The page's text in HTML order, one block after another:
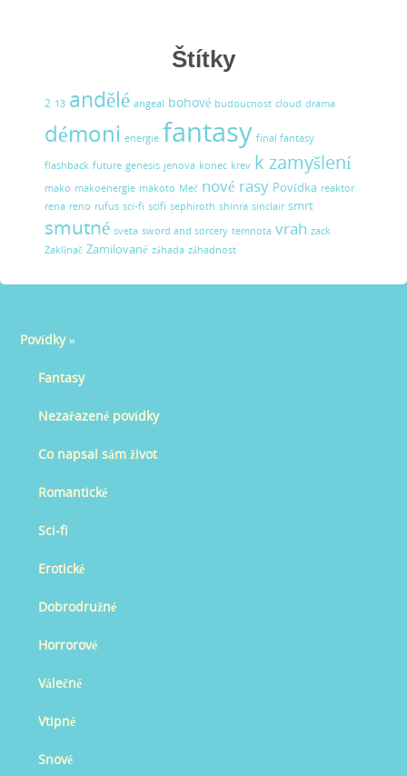
Štítky
2 13 andělé angeal bohové budoucnost cloud drama
démoni energie fantasy final fantasy
flashback future genesis jenova konec krev k zamyšlení
mako makoenergie makoto Meč nové rasy Povídka reaktor
rena reno rufus sci-fi scifi sephiroth shinra sinclair smrt
smutné sveta sword and sorcery temnota vrah zack
Zaklínač Zamilované záhada záhadnost
Povídky»
Fantasy
Nezařazené povídky
Co napsal sám život
Romantické
Sci-fi
Erotické
Dobrodružné
Horrorové
Válečné
Vtipné
Snové